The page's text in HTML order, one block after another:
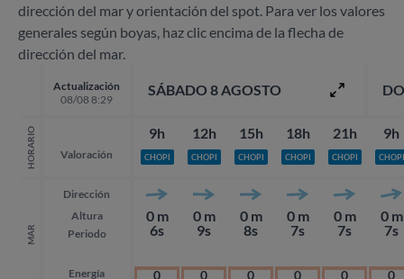
dirección del mar y orientación del spot. Para ver los valores
generales según boyas, haz clic encima de la flecha de
dirección del mar.
Actualización
08/08 8:29
HORARIO Valoración
MAR
Dirección
Altura
Periodo
Energía
SÁBADO 8 AGOSTO
9h
CHOPI
0 m
6s
0
12h
CHOPI
0 m
9s
0
15h
CHOPI
0 m
8s
0
18h
CHOPI
0 m
7s
0
21h
CHOPI
0 m
7s
0
9h
CHOPI
0 m
7s
0